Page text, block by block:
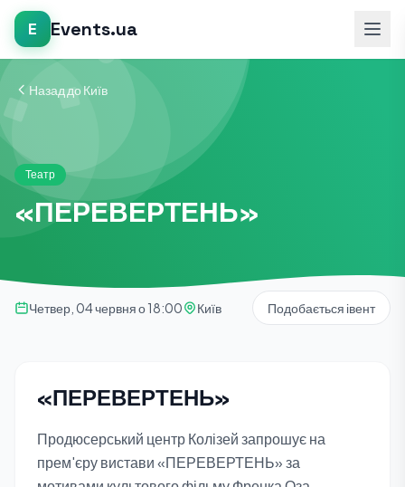
E Events.ua
Назад до Київ
Театр
«ПЕРЕВЕРТЕНЬ»
Четвер, 04 червня о 18:00 Київ Подобається івент
«ПЕРЕВЕРТЕНЬ»
Продюсерський центр Колізей запрошує на
прем'єру вистави «ПЕРЕВЕРТЕНЬ» за